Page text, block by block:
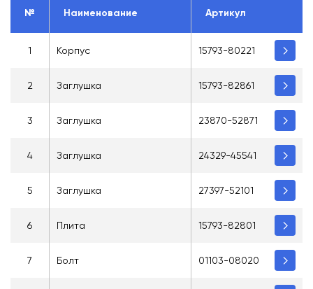
№ Наименование Артикул
1 Корпус 15793-80221
2 Заглушка 15793-82861
3 Заглушка 23870-52871
4 Заглушка 24329-45541
5 Заглушка 27397-52101
6 Плита 15793-82801
7 Болт 01103-08020